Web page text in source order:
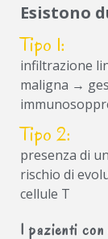
Esistono
Tipo 1:
infiltrazione
maligna →
Tipo 2:
presenza di
rischio di
cellule T
I pazienti